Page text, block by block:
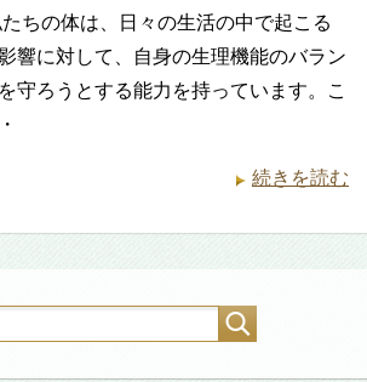
ちの体は、日々の生活の中で起こる
響に対して、自身の生理機能のバラン
守ろうとする能力を持っています。こ
続きを読む